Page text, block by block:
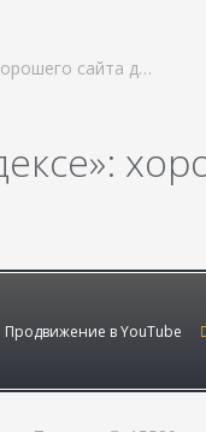
сайта д…
Продвижение в YouTube